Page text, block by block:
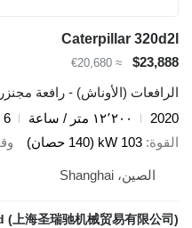
Caterpillar 320d2l
$23,888
≈ €20,680
الرافعات (الأوناش) - رافعة
2020
١٢٬٢٠٠ متر / ساعة
6
القوة 103 kW (140 حصان)
الصين، Shanghai